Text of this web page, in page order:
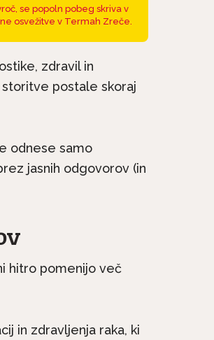
se popoln pobeg skriva v
osvežitve v Termah Zreče.
zdravil in
postale skoraj
odnese samo
jasnih odgovorov (in
hitro pomenijo več
in zdravljenja raka, ki